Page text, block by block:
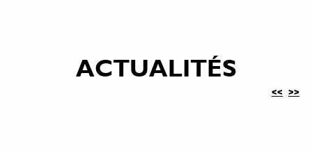
ACTUALITÉS
<< >>